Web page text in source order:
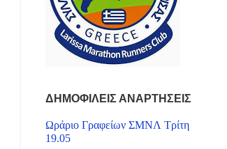
ΔΗΜΟΦΙΛΕΙΣ ΑΝΑΡΤΗΣΕΙΣ
Ωράριο Γραφείων ΣΜΝΛ Τρίτη
19.05